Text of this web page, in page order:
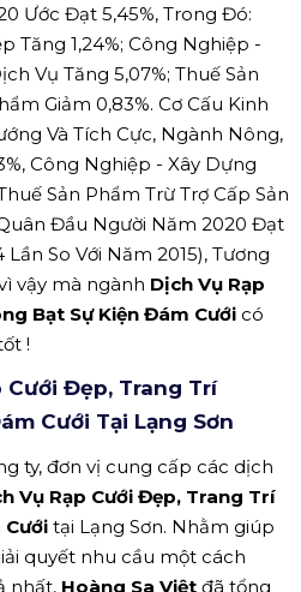
Ước Đạt 5,45%, Trong Đó:
Tăng 1,24%; Công Nghiệp -
Vụ Tăng 5,07%; Thuế Sản
Giảm 0,83%. Cơ Cấu Kinh
Và Tích Cực, Ngành Nông,
Công Nghiệp - Xây Dựng
Sản Phẩm Trừ Trợ Cấp Sản
Đầu Người Năm 2020 Đạt
So Với Năm 2015), Tương
vậy mà ngành Dịch Vụ Rạp
Bạt Sự Kiện Đám Cưới có
!
Cưới Đẹp, Trang Trí
Cưới Tại Lạng Sơn
ty, đơn vị cung cấp các dịch
Vụ Rạp Cưới Đẹp, Trang Trí
Cưới tại Lạng Sơn. Nhằm giúp
quyết nhu cầu một cách
nhất, Hoàng Sa Việt đã tổng